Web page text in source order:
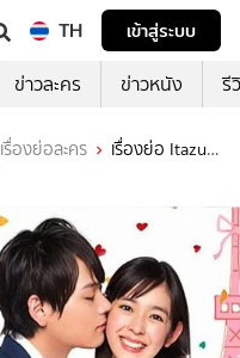
TH
เข้าสู่ระบบ
ข่าวละคร ข่าวหนัง รี
เรื่องย่อละคร
เรื่องย่อ Itazura